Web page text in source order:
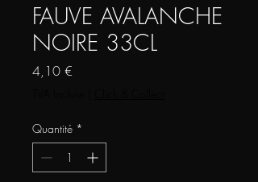
FAUVE AVALANCHE
NOIRE 33CL
4,10 €
Quantité *